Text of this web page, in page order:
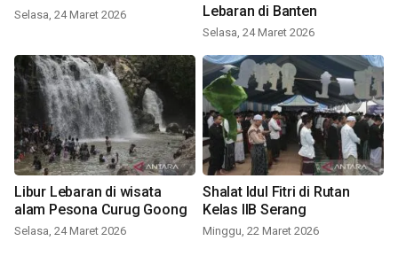
Selasa, 24 Maret 2026
Lebaran di Banten
Selasa, 24 Maret 2026
Libur Lebaran di wisata
alam Pesona Curug Goong
Selasa, 24 Maret 2026
Shalat Idul Fitri di Rutan
Kelas IIB Serang
Minggu, 22 Maret 2026